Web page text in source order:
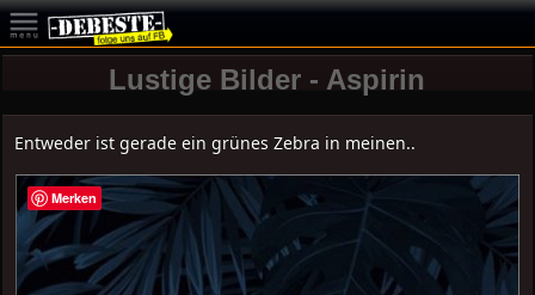
Lustige Bilder - Aspirin
Entweder ist gerade ein grünes Zebra in meinen..
Merken